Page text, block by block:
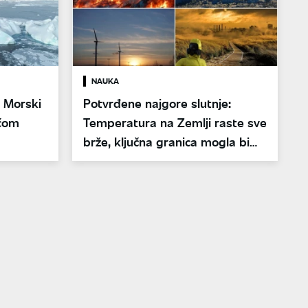
Morski
NAUKA
Potvrđene najgore slutnje:
Temperatura na Zemlji raste sve
brže, ključna granica mogla bi
da bude probijena pre 2030.